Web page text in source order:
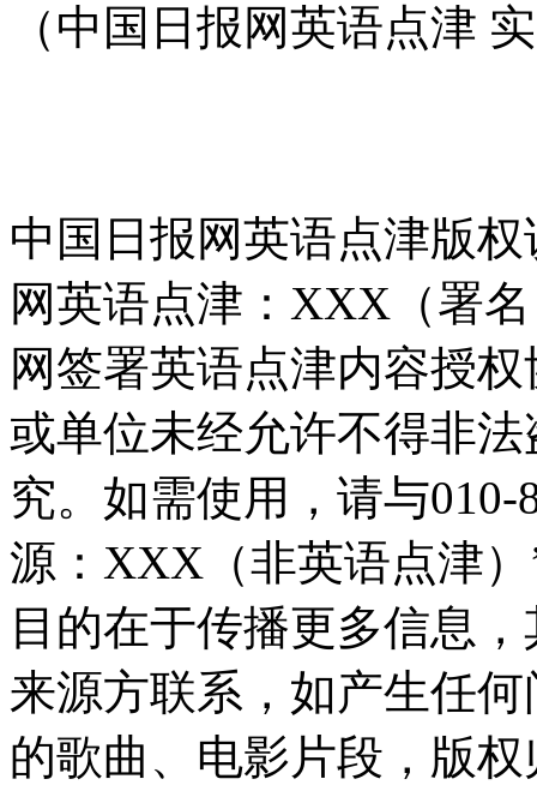
（中国日报网英语点津
中国日报网英语点津版
网英语点津：XXX（署
网签署英语点津内容授
或单位未经允许不得非
究。如需使用，请与010-
源：XXX（非英语点津
目的在于传播更多信息
来源方联系，如产生任
的歌曲、电影片段，版